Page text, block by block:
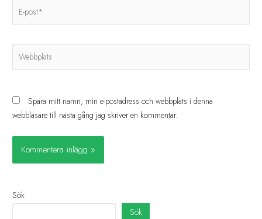
Spara mitt namn, min e-postadress och webbplats i denna
webbläsare till nästa gång jag skriver en kommentar.
Sök
Sök